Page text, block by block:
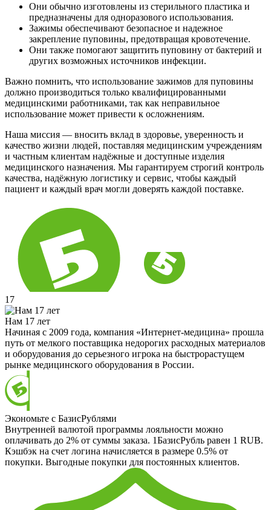
Они обычно изготовлены из стерильного пластика и
предназначены для одноразового использования.
Зажимы обеспечивают безопасное и надежное
закрепление пуповины, предотвращая кровотечение.
Они также помогают защитить пуповину от бактерий и
других возможных источников инфекции.
Важно помнить, что использование зажимов для пуповины
должно производиться только квалифицированными
медицинскими работниками, так как неправильное
использование может привести к осложнениям.
Наша миссия — вносить вклад в здоровье, уверенность и
качество жизни людей, поставляя медицинским учреждениям
и частным клиентам надёжные и доступные изделия
медицинского назначения. Мы гарантируем строгий контроль
качества, надёжную логистику и сервис, чтобы каждый
пациент и каждый врач могли доверять каждой поставке.
17
Нам 17 лет
Начиная с 2009 года, компания «Интернет-медицина» прошла
путь от мелкого поставщика недорогих расходных материалов
и оборудования до серьезного игрока на быстрорастущем
рынке медицинского оборудования в России.
Экономьте с БазисРублями
Внутренней валютой программы лояльности можно
оплачивать до 2% от суммы заказа. 1БазисРубль равен 1 RUB.
Кэшбэк на счет логина начисляется в размере 0.5% от
покупки. Выгодные покупки для постоянных клиентов.